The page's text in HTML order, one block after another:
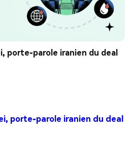
porte-parole iranien du deal
porte-parole iranien du deal